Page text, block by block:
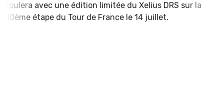
roulera avec une édition limitée du Xelius DRS sur la
10ème étape du Tour de France le 14 juillet.